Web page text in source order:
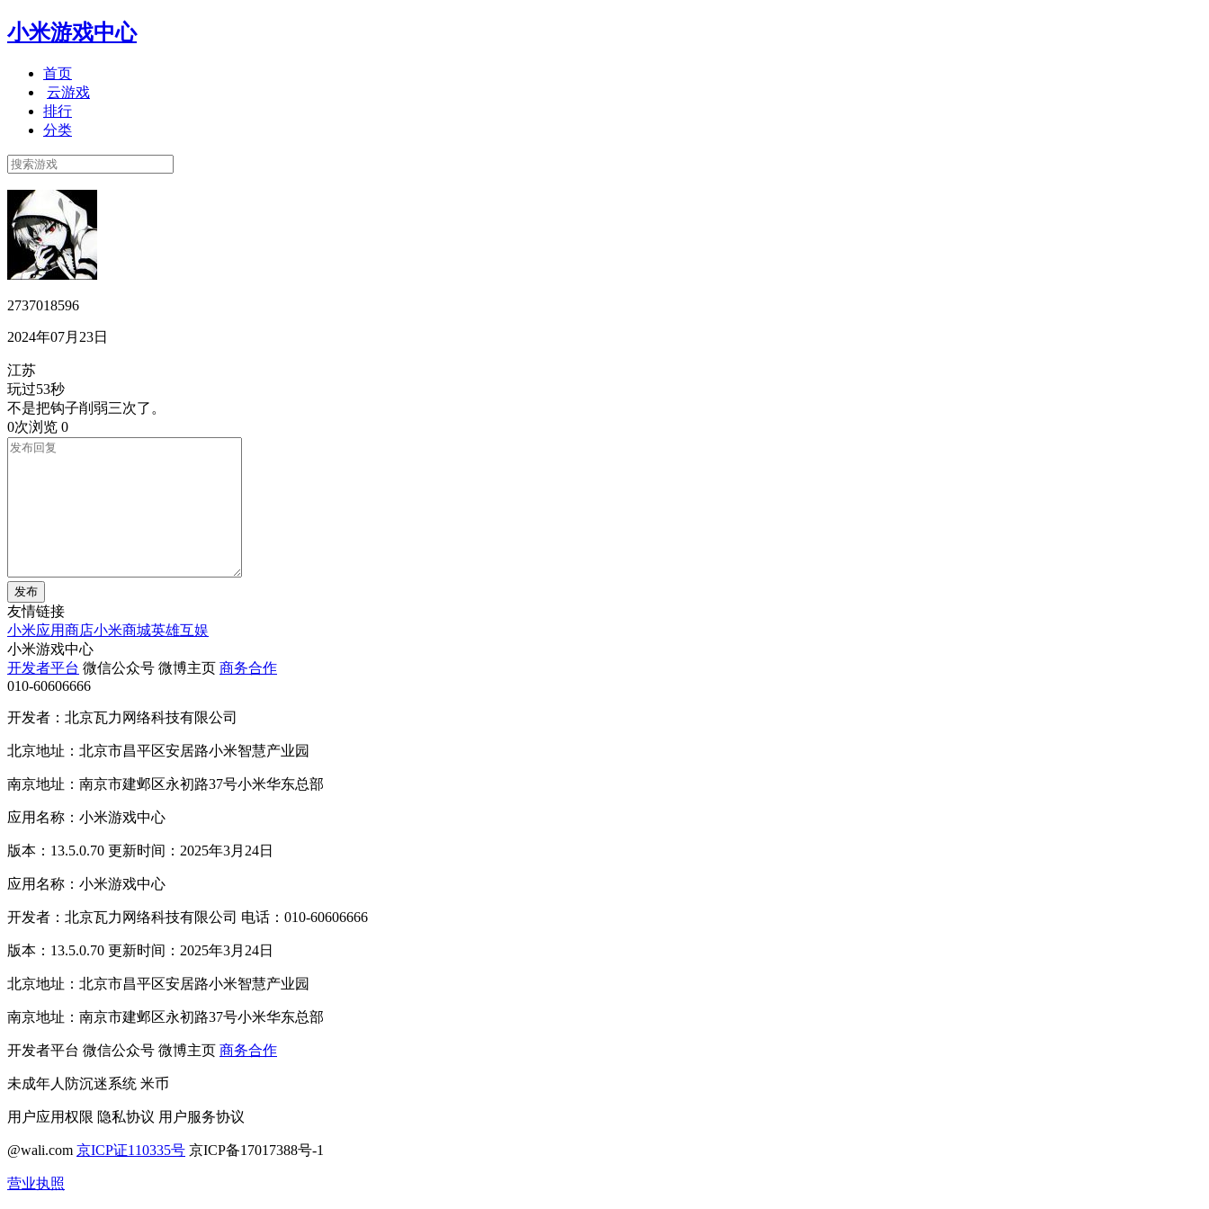
小米游戏中心
首页
云游戏
排行
分类
2737018596
2024年07月23日
江苏
玩过53秒
不是把钩子削弱三次了。
0次浏览 0
发布
友情链接
小米应用商店小米商城英雄互娱
小米游戏中心
开发者平台 微信公众号 微博主页 商务合作
010-60606666
开发者：北京瓦力网络科技有限公司
北京地址：北京市昌平区安居路小米智慧产业园
南京地址：南京市建邺区永初路37号小米华东总部
应用名称：小米游戏中心
版本：13.5.0.70 更新时间：2025年3月24日
应用名称：小米游戏中心
开发者：北京瓦力网络科技有限公司 电话：010-60606666
版本：13.5.0.70 更新时间：2025年3月24日
北京地址：北京市昌平区安居路小米智慧产业园
南京地址：南京市建邺区永初路37号小米华东总部
开发者平台 微信公众号 微博主页 商务合作
未成年人防沉迷系统 米币
用户应用权限 隐私协议 用户服务协议
@wali.com 京ICP证110335号 京ICP备17017388号-1
营业执照